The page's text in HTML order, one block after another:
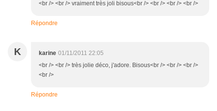
<br /> <br /> vraiment très joli bisous<br /> <br /> <br /> <br />
Répondre
K karine 01/11/2011 22:05
<br /> <br /> très jolie déco, j'adore. Bisous<br /> <br /> <br />
<br />
Répondre